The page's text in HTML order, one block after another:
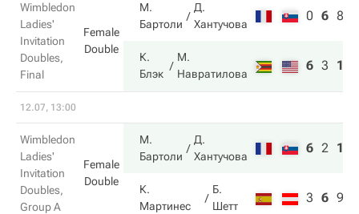
Wimbledon
Ladies'
Invitation
Doubles,
Final
Female
Double
М.
Бартоли
Д.
Хантучова
0 6 8
К.
Блэк
М.
Навратилова
6 3 10
12.07, 13:00
Wimbledon
Ladies'
Invitation
Doubles,
Group A
Female
Double
М.
Бартоли
Д.
Хантучова
6 2 11
К.
Мартинес
Б.
Шетт
3 6 9